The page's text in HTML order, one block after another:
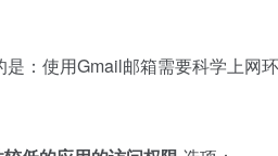
：使用Gmail邮箱需要科学上网